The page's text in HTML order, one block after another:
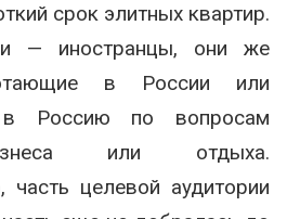
срок элитных квартир.
— иностранцы, они же
в России или
в Россию по вопросам
или отдыха.
часть целевой аудитории